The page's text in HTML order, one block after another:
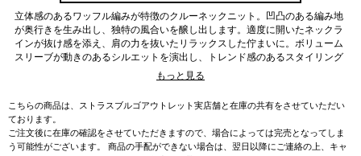
立体感のあるワッフル編みが特徴のクルーネックニット。凹凸のある編み地
が奥行きを生み出し、独特の風合いを醸し出します。適度に開いたネックラ
インが抜け感を添え、肩の力を抜いたリラックスした佇まいに。ボリューム
スリーブが動きのあるシルエットを演出し、トレンド感のあるスタイリング
もっと見る
こちらの商品は、ストラスブルゴアウトレット実店舗と在庫の共有をさせていただい
ております。
ご注文後に在庫の確認をさせていただきますので、場合によっては完売となってしま
う可能性がございます。 商品の手配ができない場合は、翌日以降にご連絡の上、キャ